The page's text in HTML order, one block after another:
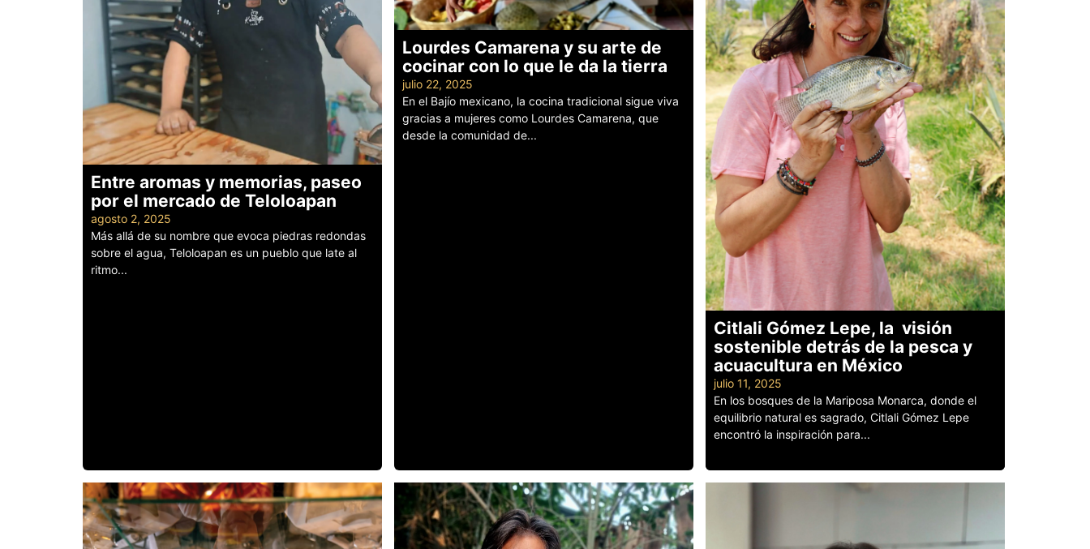
Entre aromas y memorias, paseo
por el mercado de Teloloapan
agosto 2, 2025
Más allá de su nombre que evoca piedras redondas
sobre el agua, Teloloapan es un pueblo que late al
ritmo...
Lourdes Camarena y su arte de
cocinar con lo que le da la tierra
julio 22, 2025
En el Bajío mexicano, la cocina tradicional sigue viva
gracias a mujeres como Lourdes Camarena, que
desde la comunidad de...
Citlali Gómez Lepe, la visión
sostenible detrás de la pesca y
acuacultura en México
julio 11, 2025
En los bosques de la Mariposa Monarca, donde el
equilibrio natural es sagrado, Citlali Gómez Lepe
encontró la inspiración para...